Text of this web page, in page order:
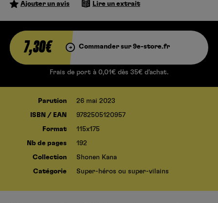
Ajouter un avis Lire un extrait
7,30€ Commander sur 9e-store.fr
Frais de port à 0,01€ dès 35€ d’achat.
Parution 26 mai 2023
ISBN / EAN 9782505120957
Format 115x175
Nb de pages 192
Collection Shonen Kana
Catégorie Super-héros ou super-vilains